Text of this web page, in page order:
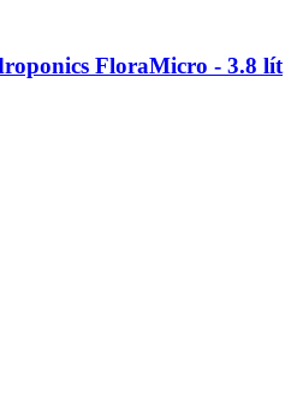
FloraMicro - 3.8 lít